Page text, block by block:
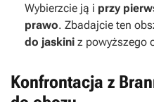
Wybierzcie ją i przy
prawo. Zbadajcie ten
do jaskini z powyższego
Konfrontacja z